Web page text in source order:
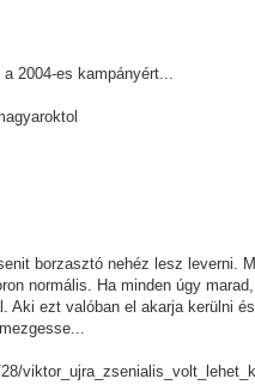
2004-es kampányért...
borzasztó nehéz lesz leverni.
normális. Ha minden úgy
Aki ezt valóban el akarja kerülni